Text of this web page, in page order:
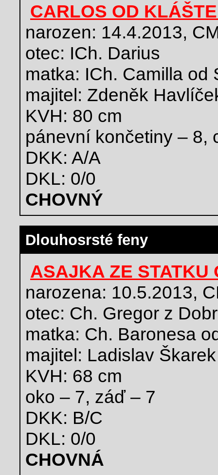
CARLOS OD
narozen: 14.4.2013,
otec: ICh. Darius
matka: ICh. Camilla od
majitel: Zdeněk
KVH: 80 cm
pánevní končetiny – 8,
DKK: A/A
DKL: 0/0
CHOVNÝ
Dlouhosrsté feny
ASAJKA ZE STATKU
narozena: 10.5.2013,
otec: Ch. Gregor z
matka: Ch. Baronesa
majitel: Ladislav Škarek
KVH: 68 cm
oko – 7, záď – 7
DKK: B/C
DKL: 0/0
CHOVNÁ